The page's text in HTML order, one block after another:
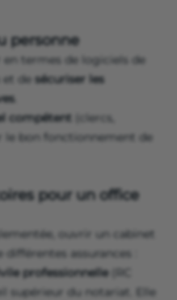
personne
en termes de logiciels de
de sécuriser les
.
compétent (clercs,
le bon fonctionnement de
pour un office
ouvrir un cabinet
assurances :
professionnelle
(RC
supérieur du notariat. Elle